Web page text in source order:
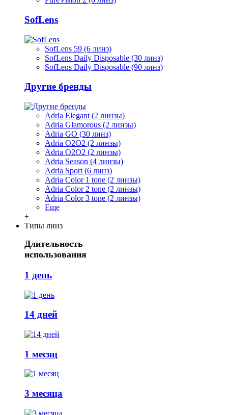
SofLens
SofLens 59 (6 линз)
SofLens Daily Disposable (30 линз)
SofLens Daily Disposable (90 линз)
Другие бренды
Adria Elegant (2 линзы)
Adria Glamorous (2 линзы)
Adria GO (30 линз)
Adria O2O2 (2 линзы)
Adria O2O2 (2 линзы)
Adria Season (4 линзы)
Adria Sport (6 линз)
Adria Сolor 1 tone (2 линзы)
Adria Сolor 2 tone (2 линзы)
Adria Сolor 3 tone (2 линзы)
Еще
+
Типы линз
Длительность
использования
1 день
14 дней
1 месяц
3 месяца